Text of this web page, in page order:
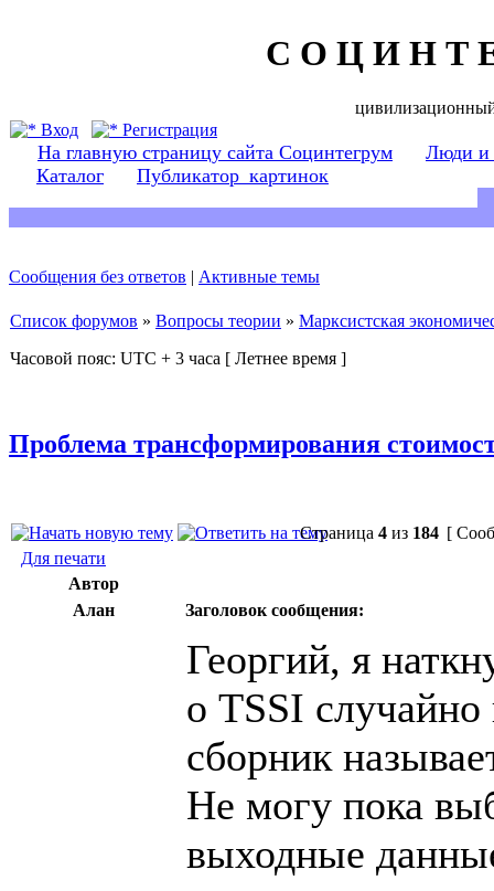
С О Ц И Н Т
Вход
Регистрация
На главную страницу сайта Социнтегрум
Люди и
Каталог
Публикатор_картинок
Сообщения без ответов | Активные темы
Список форумов » Вопросы теории » Марксистская
Часовой пояс: UTC + 3 часа [ Летнее время ]
Проблема трансформирования
Страница 4 из 184 [
Для печати
Автор
Алан
Заголовок сообщения:
Георгий, я
о TSSI
сборник
Не могу пока
выходные